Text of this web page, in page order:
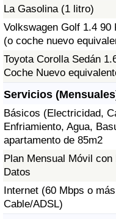
La Gasolina (1 litro)
Volkswagen Golf 1.4 90
(o coche nuevo
Toyota Corolla Sedán
Coche Nuevo
Servicios
Básicos (Electricidad,
Enfriamiento, Agua,
apartamento de 85m2
Plan Mensual Móvil
Datos
Internet (60 Mbps o
Cable/ADSL)